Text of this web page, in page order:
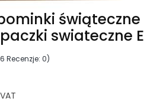
świąteczne
swiateczne E
Recenzje: 0)
VAT